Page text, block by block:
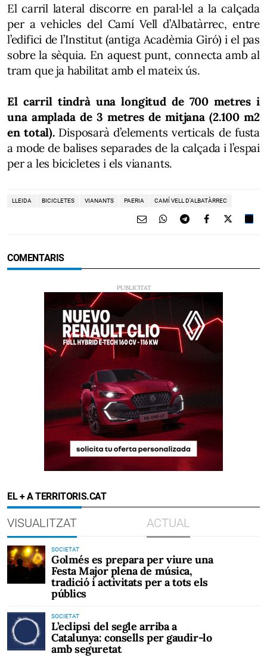
El carril lateral discorre en paral·lel a la calçada
per a vehicles del Camí Vell d’Albatàrrec, entre
l’edifici de l’Institut (antiga Acadèmia Giró) i el pas
sobre la sèquia. En aquest punt, connecta amb al
tram que ja habilitat amb el mateix ús.
El carril tindrà una longitud de 700 metres i
una amplada de 3 metres de mitjana (2.100 m2
en total).Disposarà d’elements verticals de fusta
a mode de balises separades de la calçada i l’espai
per a les bicicletes i els vianants.
LLEIDA BICICLETES VIANANTS PAERIA CAMÍ VELL D'ALBATÀRREC
COMENTARIS
EL + A TERRITORIS.CAT
VISUALITZAT ACTUAL
SOCIETAT
Golmés es prepara per viure una
Festa Major plena de música,
tradició i activitats per a tots els
públics
SOCIETAT
L’eclipsi del segle arriba a
Catalunya: consells per gaudir-lo
amb seguretat